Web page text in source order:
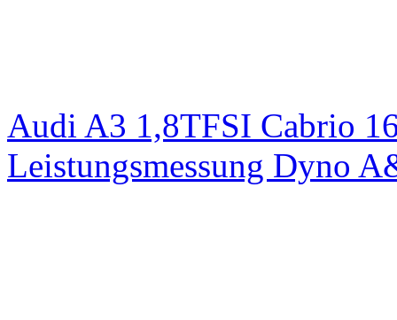
Audi A3 1,8TFSI Cabrio
Leistungsmessung Dyno